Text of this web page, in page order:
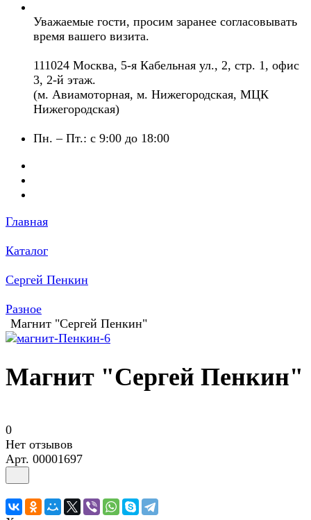
Уважаемые гости, просим заранее согласовывать
время вашего визита.
111024 Москва, 5-я Кабельная ул., 2, стр. 1, офис
3, 2-й этаж.
(м. Авиамоторная, м. Нижегородская, МЦК
Нижегородская)
Пн. – Пт.: с 9:00 до 18:00
Главная
Каталог
Сергей Пенкин
Разное
Магнит "Сергей Пенкин"
Магнит "Сергей Пенкин"
0
Нет отзывов
Арт. 00001697